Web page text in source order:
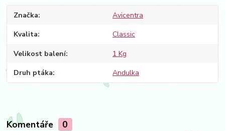
Značka Avicentra
Kvalita Classic
Velikost balení 1 Kg
Druh ptáka Andulka
Komentáře 0